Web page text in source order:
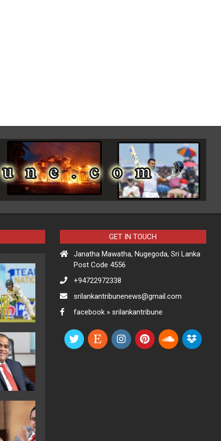
GET IN TOUCH
Janatha Mawatha, Nugegoda, Sri Lanka
Post Code 4556
+94722972338
srilankantribunenews@gmail.com
facebook » srilankantribune